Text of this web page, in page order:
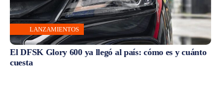
LANZAMIENTOS
El DFSK Glory 600 ya llegó al país: cómo es y cuánto
cuesta